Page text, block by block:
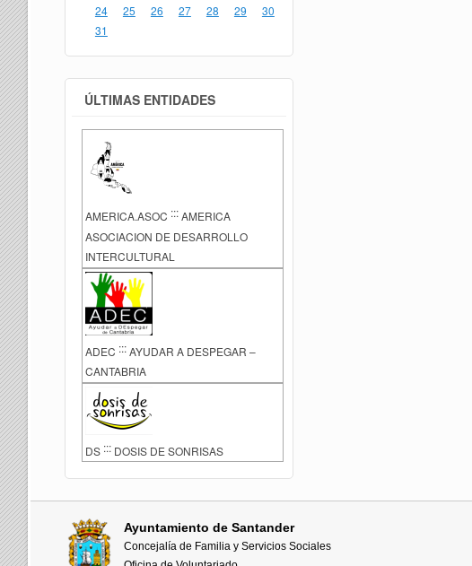
24
25 26 27 28 29
30
31
ÚLTIMAS ENTIDADES
AMERICA.ASOC :::AMERICA
ASOCIACION DE DESARROLLO
INTERCULTURAL
ADEC ::: AYUDAR A DESPEGAR –
CANTABRIA
DS ::: DOSIS DE SONRISAS
Ayuntamiento de Santander
Concejalía de Familia y Servicios Sociales